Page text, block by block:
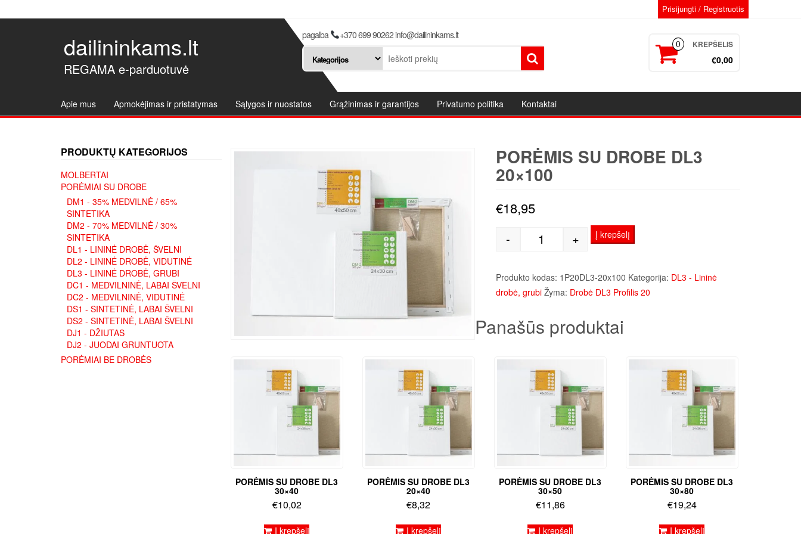
Prisijungti / Registruotis
dailininkams.lt
REGAMA e-parduotuvė
pagalba +370 699 90262 info@dailininkams.lt
0 KREPŠELIS
€0,00
Apie mus Apmokėjimas ir pristatymas Sąlygos ir nuostatos Grąžinimas ir garantijos Privatumo politika Kontaktai
PRODUKTŲ KATEGORIJOS
MOLBERTAI
PORĖMIAI SU DROBE
DM1 - 35% MEDVILNĖ / 65%
SINTETIKA
DM2 - 70% MEDVILNĖ / 30%
SINTETIKA
DL1 - LININĖ DROBĖ, ŠVELNI
DL2 - LININĖ DROBĖ, VIDUTINĖ
DL3 - LININĖ DROBĖ, GRUBI
DC1 - MEDVILNINĖ, LABAI ŠVELNI
DC2 - MEDVILNINĖ, VIDUTINĖ
DS1 - SINTETINĖ, LABAI ŠVELNI
DS2 - SINTETINĖ, LABAI ŠVELNI
DJ1 - DŽIUTAS
DJ2 - JUODAI GRUNTUOTA
PORĖMIAI BE DROBĖS
PORĖMIS SU DROBE DL3
20×100
€18,95
produkto kiekis: Porėmis su drobe DL3 20x100
- + Į krepšelį
Produkto kodas: 1P20DL3-20x100 Kategorija: DL3 - Lininė
drobė, grubi Žyma: Drobė DL3 Profilis 20
Panašūs produktai
PORĖMIS SU DROBE DL3
30×40
€10,02
Į krepšelį
PORĖMIS SU DROBE DL3
20×40
€8,32
Į krepšelį
PORĖMIS SU DROBE DL3
30×50
€11,86
Į krepšelį
PORĖMIS SU DROBE DL3
30×80
€19,24
Į krepšelį